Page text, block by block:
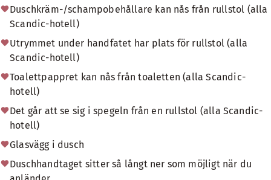
Duschkräm-/schampobehållare kan nås från rullstol (alla
Scandic-hotell)
Utrymmet under handfatet har plats för rullstol (alla
Scandic-hotell)
Toalettpappret kan nås från toaletten (alla Scandic-
hotell)
Det går att se sig i spegeln från en rullstol (alla Scandic-
hotell)
Glasvägg i dusch
Duschhandtaget sitter så långt ner som möjligt när du